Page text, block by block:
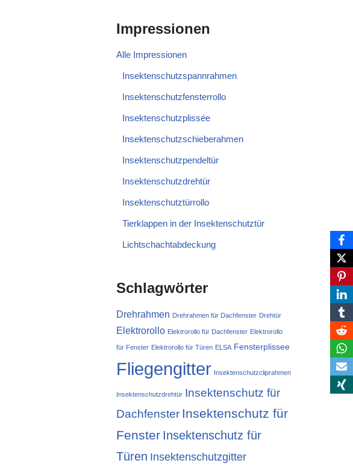
Impressionen
Alle Impressionen
Insektenschutzspannrahmen
Insektenschutzfensterrollo
Insektenschutzplissée
Insektenschutzschieberahmen
Insektenschutzpendeltür
Insektenschutzdrehtür
Insektenschutztürrollo
Tierklappen in der Insektenschutztür
Lichtschachtabdeckung
Schlagwörter
Drehrahmen Drehrahmen für Dachfenster Drehtür
Elektrorollo Elektrorollo für Dachfenster Elektrorollo
für Fenster Elektrorollo für Türen ELSA Fensterplissee
Fliegengitter Insektenschutzcliprahmen
Insektenschutzdrehtür Insektenschutz für
Dachfenster Insektenschutz für
Fenster Insektenschutz für
Türen Insektenschutzgitter